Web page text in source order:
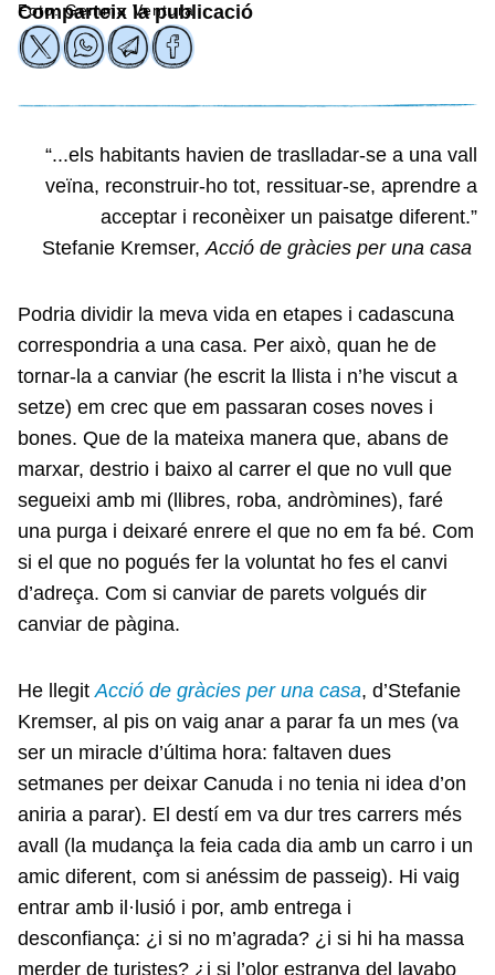
Foto: Gemma Ventura
Comparteix la publicació
“...els habitants havien de traslladar-se a una vall
veïna, reconstruir-ho tot, ressituar-se, aprendre a
acceptar i reconèixer un paisatge diferent.”
Stefanie Kremser,Acció de gràcies per una casa
Podria dividir la meva vida en etapes i cadascuna
correspondria a una casa. Per això, quan he de
tornar-la a canviar (he escrit la llista i n’he viscut a
setze) em crec que em passaran coses noves i
bones. Que de la mateixa manera que, abans de
marxar, destrio i baixo al carrer el que no vull que
segueixi amb mi (llibres, roba, andròmines), faré
una purga i deixaré enrere el que no em fa bé. Com
si el que no pogués fer la voluntat ho fes el canvi
d’adreça. Com si canviar de parets volgués dir
canviar de pàgina.
He llegitAcció de gràcies per una casa, d’Stefanie
Kremser, al pis on vaig anar a parar fa un mes (va
ser un miracle d’última hora: faltaven dues
setmanes per deixar Canuda i no tenia ni idea d’on
aniria a parar). El destí em va dur tres carrers més
avall (la mudança la feia cada dia amb un carro i un
amic diferent, com si anéssim de passeig). Hi vaig
entrar amb il·lusió i por, amb entrega i
desconfiança: ¿i si no m’agrada? ¿i si hi ha massa
merder de turistes? ¿i si l’olor estranya del lavabo